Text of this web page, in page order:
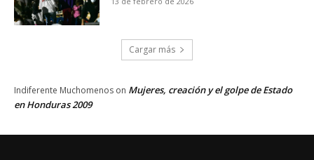
Cargar más
Indiferente Muchomenos on Mujeres, creación y el golpe de Estado
en Honduras 2009